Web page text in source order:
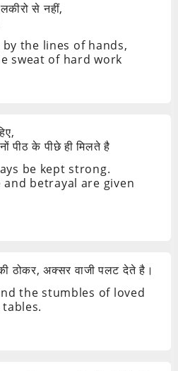
से नहीं,
the lines of hands,
sweat of hard work
पीठ के पीछे ही मिलते है
be kept strong.
betrayal are given
ठोकर, अक्सर वाजी पलट देते है।
the stumbles of loved